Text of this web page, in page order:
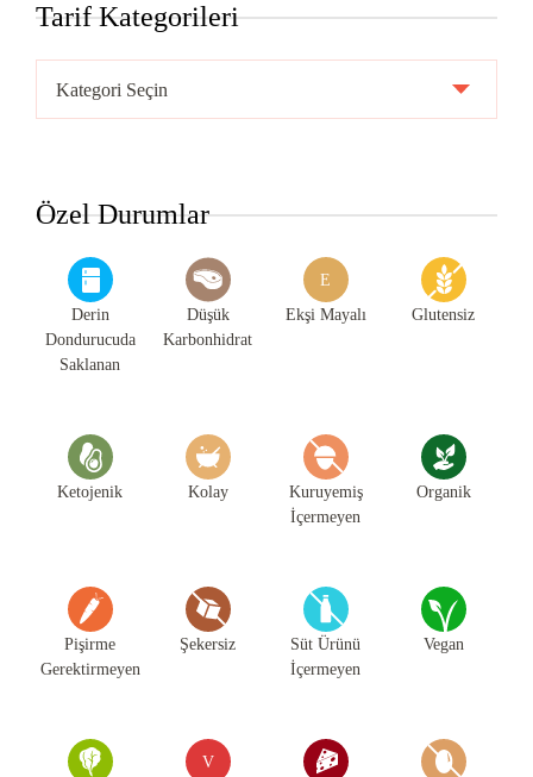
Tarif Kategorileri
Kategorileri
Özel Durumlar
Derin
Dondurucuda
Saklanan
Düşük
Karbonhidrat
E
Ekşi Mayalı Glutensiz
Ketojenik Kolay
Kuruyemiş
İçermeyen
Organik
Pişirme
Gerektirmeyen
Şekersiz
Süt Ürünü
İçermeyen
Vegan
V